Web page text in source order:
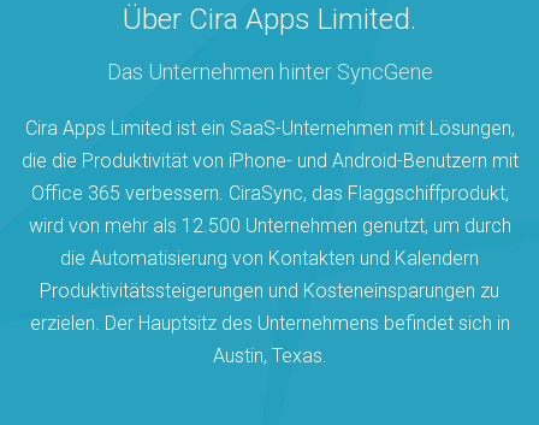
Über Cira Apps Limited.
Das Unternehmen hinter SyncGene
Cira Apps Limited ist ein SaaS-Unternehmen mit Lösungen,
die die Produktivität von iPhone- und Android-Benutzern mit
Office 365 verbessern. CiraSync, das Flaggschiffprodukt,
wird von mehr als 12.500 Unternehmen genutzt, um durch
die Automatisierung von Kontakten und Kalendern
Produktivitätssteigerungen und Kosteneinsparungen zu
erzielen. Der Hauptsitz des Unternehmens befindet sich in
Austin, Texas.